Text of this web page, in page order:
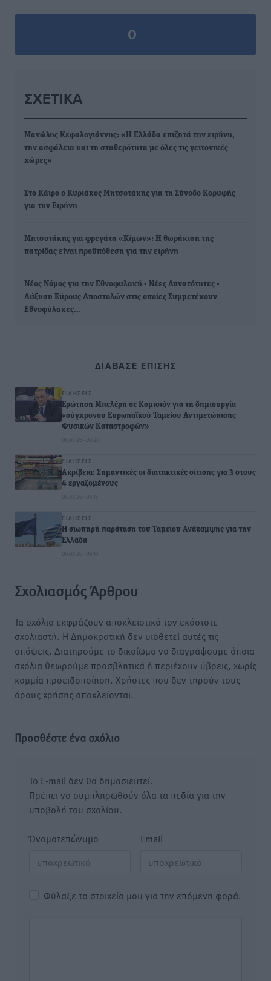
0
ΣΧΕΤΙΚΆ
Μανώλης Κεφαλογιάννης: «Η Ελλάδα επιζητά την ειρήνη,
την ασφάλεια και τη σταθερότητα με όλες τις γειτονικές
χώρες»
Στo Κάιρο ο Κυριάκος Μητσοτάκης για τη Σύνοδο Κορυφής
για την Ειρήνη
Μητσοτάκης για φρεγάτα «Κίμων»: Η θωράκιση της
πατρίδας είναι προϋπόθεση για την ειρήνη
Νέος Νόμος για την Εθνοφυλακή - Νέες Δυνατότητες -
Αύξηση Εύρους Αποστολών στις οποίες Συμμετέχουν
Εθνοφύλακες…
ΔΙΑΒΑΣΕ ΕΠΙΣΗΣ
ΕΙΔΉΣΕΙΣ
Ερώτηση Μπελέρη σε Κομισιόν για τη δημιουργία
«σύγχρονου Ευρωπαϊκού Ταμείου Αντιμετώπισης
Φυσικών Καταστροφών»
06.08.26 · 09:20
ΕΙΔΉΣΕΙΣ
Ακρίβεια: Σημαντικές οι διατακτικές σίτισης για 3 στους
4 εργαζομένους
06.08.26 · 09:15
ΕΙΔΉΣΕΙΣ
Η σιωπηρή παράταση του Ταμείου Ανάκαμψης για την
Ελλάδα
06.08.26 · 09:10
Σχολιασμός Άρθρου
Τα σχόλια εκφράζουν αποκλειστικά τον εκάστοτε
σχολιαστή. Η Δημοκρατική δεν υιοθετεί αυτές τις
απόψεις. Διατηρούμε το δικαίωμα να διαγράψουμε όποια
σχόλια θεωρούμε προσβλητικά ή περιέχουν ύβρεις, χωρίς
καμμία προειδοποίηση. Χρήστες που δεν τηρούν τους
όρους χρήσης αποκλείονται.
Προσθέστε ένα σχόλιο
Το E-mail δεν θα δημοσιευτεί.
Πρέπει να συμπληρωθούν όλα τα πεδία για την
υποβολή του σχολίου.
Όνοματεπώνυμο Email
Φύλαξε τα στοιχεία μου για την επόμενη φορά.